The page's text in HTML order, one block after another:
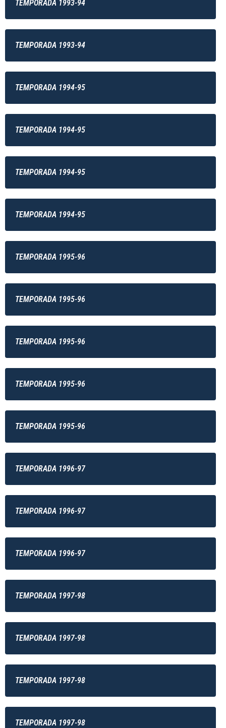
TEMPORADA 1993-94
TEMPORADA 1993-94
TEMPORADA 1994-95
TEMPORADA 1994-95
TEMPORADA 1994-95
TEMPORADA 1994-95
TEMPORADA 1995-96
TEMPORADA 1995-96
TEMPORADA 1995-96
TEMPORADA 1995-96
TEMPORADA 1995-96
TEMPORADA 1996-97
TEMPORADA 1996-97
TEMPORADA 1996-97
TEMPORADA 1997-98
TEMPORADA 1997-98
TEMPORADA 1997-98
TEMPORADA 1997-98